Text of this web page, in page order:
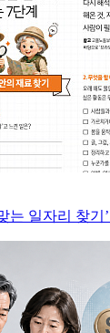
는 일자리 찾기